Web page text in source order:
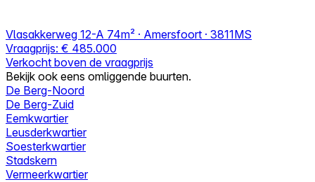
Vlasakkerweg 12-A 74m² · Amersfoort · 3811MS
Vraagprijs: € 485.000
Verkocht boven de vraagprijs
Bekijk ook eens omliggende buurten.
De Berg-Noord
De Berg-Zuid
Eemkwartier
Leusderkwartier
Soesterkwartier
Stadskern
Vermeerkwartier